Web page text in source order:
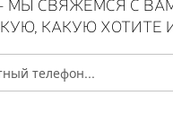
КАКУЮ ХОТИТЕ